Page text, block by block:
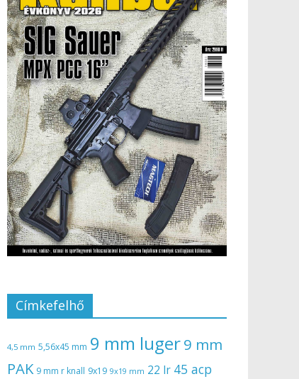
Címkefelhő
4,5 mm 5,56x45 mm 9 mm luger9 mm
PAK 9 mm r knall 9x19 9x19 mm 22 lr 45 acp